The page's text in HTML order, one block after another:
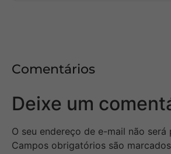
Comentários
Deixe um
O seu endereço de e-mail não será
Campos obrigatórios são